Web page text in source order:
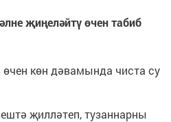
җиңеләйтү өчен табиб
көн дәвамында чиста су
җилләтеп, тузаннарны